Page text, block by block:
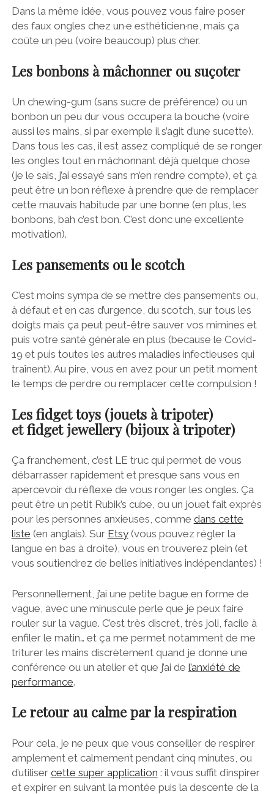
Dans la même idée, vous pouvez vous faire poser
des faux ongles chez un·e esthéticien·ne, mais ça
coûte un peu (voire beaucoup) plus cher.
Les bonbons à mâchonner ou suçoter
Un chewing-gum (sans sucre de préférence) ou un
bonbon un peu dur vous occupera la bouche (voire
aussi les mains, si par exemple il s’agit d’une sucette).
Dans tous les cas, il est assez compliqué de se ronger
les ongles tout en mâchonnant déjà quelque chose
(je le sais, j’ai essayé sans m’en rendre compte), et ça
peut être un bon réflexe à prendre que de remplacer
cette mauvais habitude par une bonne (en plus, les
bonbons, bah c’est bon. C’est donc une excellente
motivation).
Les pansements ou le scotch
C’est moins sympa de se mettre des pansements ou,
à défaut et en cas d’urgence, du scotch, sur tous les
doigts mais ça peut peut-être sauver vos mimines et
puis votre santé générale en plus (because le Covid-
19 et puis toutes les autres maladies infectieuses qui
traînent). Au pire, vous en avez pour un petit moment
le temps de perdre ou remplacer cette compulsion !
Les fidget toys(jouets à tripoter)
etfidget jewellery(bijoux à tripoter)
Ça franchement, c’est LE truc qui permet de vous
débarrasser rapidement et presque sans vous en
apercevoir du réflexe de vous ronger les ongles. Ça
peut être un petit Rubik’s cube, ou un jouet fait exprès
pour les personnes anxieuses, comme dans cette
liste (en anglais). Sur Etsy(vous pouvez régler la
langue en bas à droite), vous en trouverez plein (et
vous soutiendrez de belles initiatives indépendantes) !
Personnellement, j’ai une petite bague en forme de
vague, avec une minuscule perle que je peux faire
rouler sur la vague. C’est très discret, très joli, facile à
enfiler le matin… et ça me permet notamment de me
triturer les mains discrètement quand je donne une
conférence ou un atelier et que j’ai de l’anxiété de
performance.
Le retour au calme par la respiration
Pour cela, je ne peux que vous conseiller de respirer
amplement et calmement pendant cinq minutes, ou
d’utiliser cette super application : il vous suffit d’inspirer
et expirer en suivant la montée puis la descente de la